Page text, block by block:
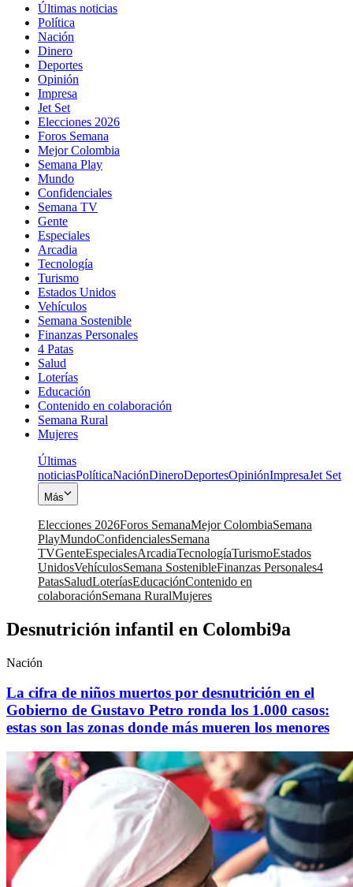
Últimas noticias
Política
Nación
Dinero
Deportes
Opinión
Impresa
Jet Set
Elecciones 2026
Foros Semana
Mejor Colombia
Semana Play
Mundo
Confidenciales
Semana TV
Gente
Especiales
Arcadia
Tecnología
Turismo
Estados Unidos
Vehículos
Semana Sostenible
Finanzas Personales
4 Patas
Salud
Loterías
Educación
Contenido en colaboración
Semana Rural
Mujeres
Últimas
noticiasPolíticaNaciónDineroDeportesOpiniónImpresaJet Set
Más
Elecciones 2026Foros SemanaMejor ColombiaSemana
PlayMundoConfidencialesSemana
TVGenteEspecialesArcadiaTecnologíaTurismoEstados
UnidosVehículosSemana SostenibleFinanzas Personales4
PatasSaludLoteríasEducaciónContenido en
colaboraciónSemana RuralMujeres
Desnutrición infantil en Colombi9a
Nación
La cifra de niños muertos por desnutrición en el
Gobierno de Gustavo Petro ronda los 1.000 casos:
estas son las zonas donde más mueren los menores